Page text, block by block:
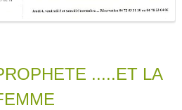
.....ET LA